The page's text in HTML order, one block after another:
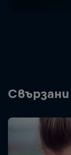
Свързани